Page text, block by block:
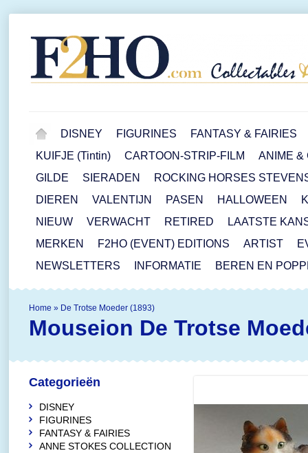
DISNEY FIGURINES
FANTASY & FAIRIES
KUIFJE (Tintin)
CARTOON-STRIP-FILM
ANIME &
GILDE
SIERADEN
ROCKING HORSES
DIEREN
VALENTIJN PASEN HALLOWEEN
NIEUW
VERWACHT RETIRED
LAATSTE
MERKEN
F2HO (EVENT) EDITIONS ARTIST
NEWSLETTERS
INFORMATIE BEREN EN
Home » De Trotse Moeder (1893)
Mouseion De Trotse
Categorieën
DISNEY
FIGURINES
FANTASY & FAIRIES
ANNE STOKES COLLECTION